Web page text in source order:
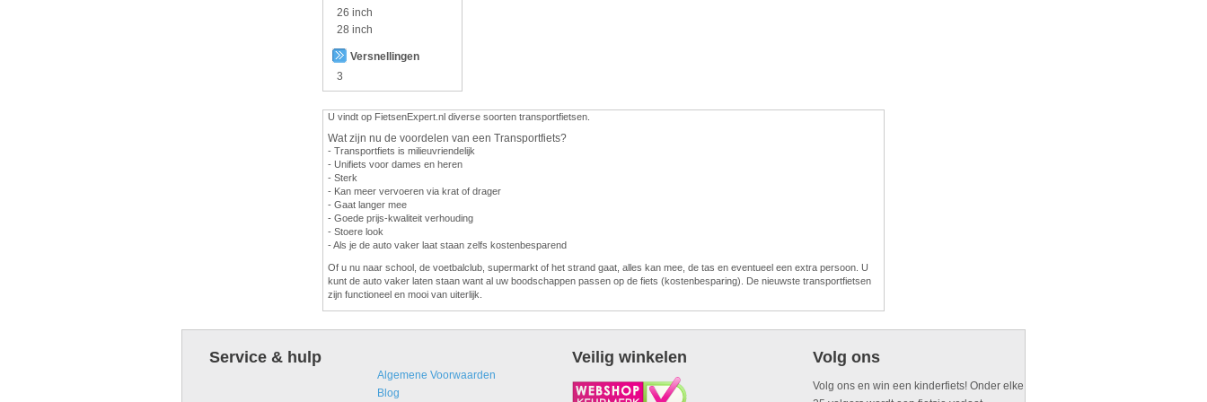
26 inch
28 inch
Versnellingen
3
U vindt op FietsenExpert.nl diverse soorten transportfietsen.
Wat zijn nu de voordelen van een Transportfiets?
- Transportfiets is milieuvriendelijk
- Unifiets voor dames en heren
- Sterk
- Kan meer vervoeren via krat of drager
- Gaat langer mee
- Goede prijs-kwaliteit verhouding
- Stoere look
- Als je de auto vaker laat staan zelfs kostenbesparend
Of u nu naar school, de voetbalclub, supermarkt of het strand gaat, alles kan mee, de tas en eventueel een extra persoon. U
kunt de auto vaker laten staan want al uw boodschappen passen op de fiets (kostenbesparing). De nieuwste transportfietsen
zijn functioneel en mooi van uiterlijk.
Service & hulp
Algemene Voorwaarden
Blog
Veilig winkelen Volg ons
Volg ons en win een kinderfiets! Onder elke